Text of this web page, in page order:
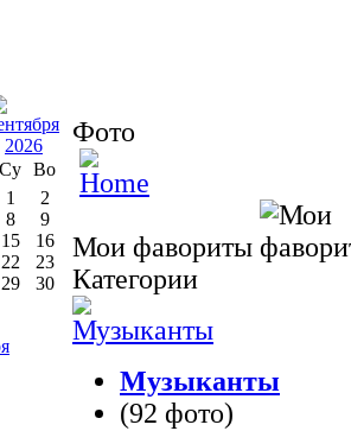
Фото
Мои фавориты
Категории
Музыканты
(92 фото)
Су Во
1
2
8
9
15
16
22
23
29
30